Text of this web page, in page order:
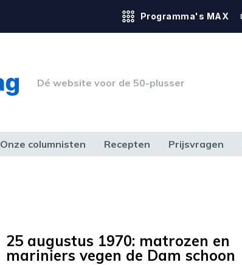
Programma's MAX
Dé website voor de 50-plusser
Onze columnisten Recepten Prijsvragen
25 augustus 1970: matrozen en
mariniers vegen de Dam schoon